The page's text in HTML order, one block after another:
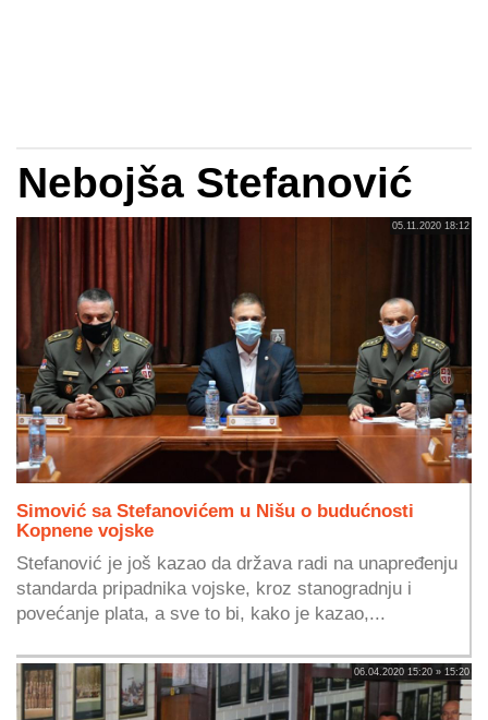
Nebojša Stefanović
05.11.2020 18:12
Simović sa Stefanovićem u Nišu o budućnosti
Kopnene vojske
Stefanović je još kazao da država radi na unapređenju
standarda pripadnika vojske, kroz stanogradnju i
povećanje plata, a sve to bi, kako je kazao,...
06.04.2020 15:20 » 15:20